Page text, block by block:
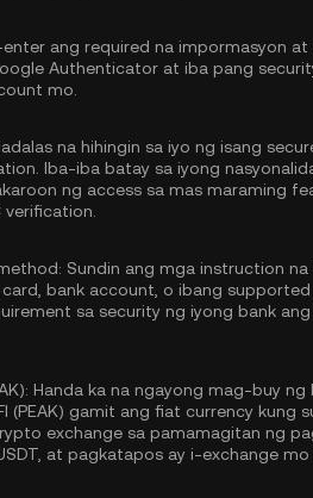
ang required na impormasyon
Authenticator at iba pang
mo.
na hihingin sa iyo ng isang
. Iba-iba batay sa iyong
ng access sa mas maraming
verification.
Sundin ang mga instruction
bank account, o ibang
sa security ng iyong bank
Handa ka na ngayong mag-buy ng
(PEAK) gamit ang fiat currency kung
exchange sa pamamagitan ng
, at pagkatapos ay i-exchange